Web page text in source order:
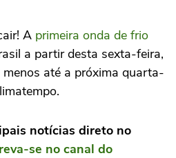
A primeira onda de frio
a partir desta sexta-feira,
até a próxima quarta-
notícias direto no
se no canal do